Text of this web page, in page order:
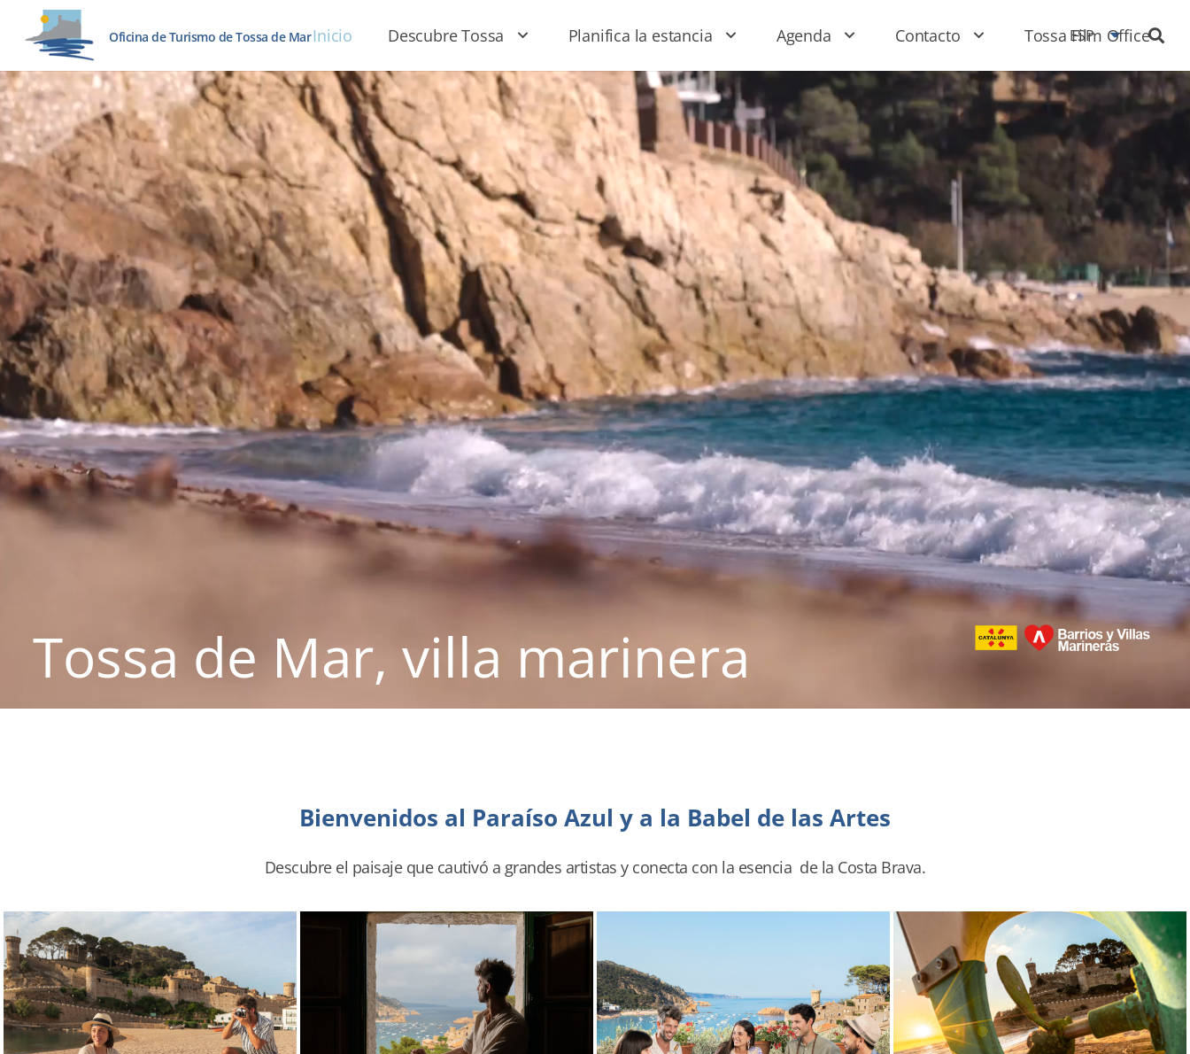
Oficina de Turismo de Tossa de MarInicio Descubre Tossa Planifica la estancia Agenda Contacto Tossa Film Office
ESP
Tossa de Mar, villa marinera
Bienvenidos al Paraíso Azul y a la Babel de las Artes
Descubre el paisaje que cautivó a grandes artistas y conecta con la esencia de la Costa Brava.